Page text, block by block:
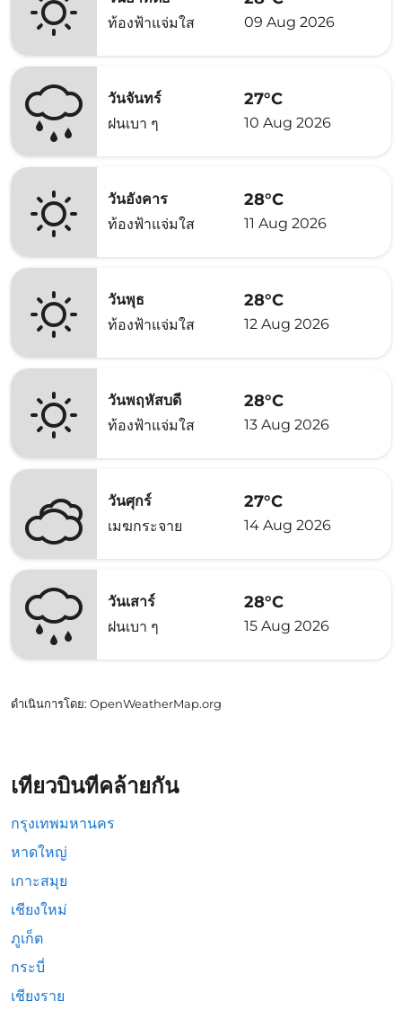
ท้องฟ้าแจ่มใส
09 Aug 2026
วันจันทร์
ฝนเบา ๆ
27°C
10 Aug 2026
วันอังคาร
ท้องฟ้าแจ่มใส
28°C
11 Aug 2026
วันพุธ
ท้องฟ้าแจ่มใส
28°C
12 Aug 2026
วันพฤหัสบดี
ท้องฟ้าแจ่มใส
28°C
13 Aug 2026
วันศุกร์
เมฆกระจาย
27°C
14 Aug 2026
วันเสาร์
ฝนเบา ๆ
28°C
15 Aug 2026
ดำเนินการโดย: OpenWeatherMap.org
เที่ยวบินที่คล้ายกัน
กรุงเทพมหานคร
หาดใหญ่
เกาะสมุย
เชียงใหม่
ภูเก็ต
กระบี่
เชียงราย